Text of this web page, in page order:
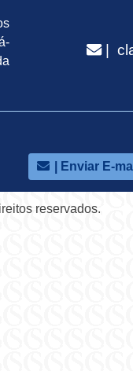
|
| Enviar E-
reservados.